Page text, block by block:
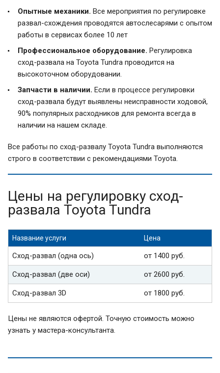
Опытные механики. Все мероприятия по регулировке
развал-схождения проводятся автослесарями с опытом
работы в сервисах более 10 лет
Профессиональное оборудование. Регулировка
сход-развала на Toyota Tundra проводится на
высокоточном оборудовании.
Запчасти в наличии. Если в процессе регулировки
сход-развала будут выявлены неисправности ходовой,
90% популярных расходников для ремонта всегда в
наличии на нашем складе.
Все работы по сход-развалу Toyota Tundra выполняются
строго в соответствии с рекомендациями Toyota.
Цены на регулировку сход-
развала Toyota Tundra
Название услуги Цена
Сход-развал (одна ось) от 1400 руб.
Сход-развал (две оси) от 2600 руб.
Сход-развал 3D от 1800 руб.
Цены не являются офертой. Точную стоимость можно
узнать у мастера-консультанта.